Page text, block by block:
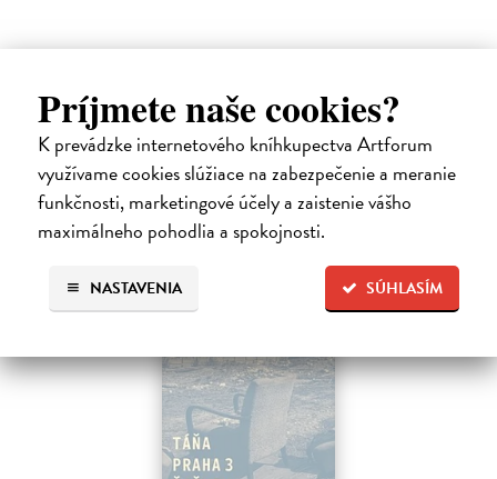
Príjmete naše cookies?
K prevádzke internetového kníhkupectva Artforum
využívame cookies slúžiace na zabezpečenie a meranie
funkčnosti, marketingové účely a zaistenie vášho
maximálneho pohodlia a spokojnosti.
SÚHLASÍM
NASTAVENIA
Ďalšie z kategórie životopisy a
memoáre
na sklade